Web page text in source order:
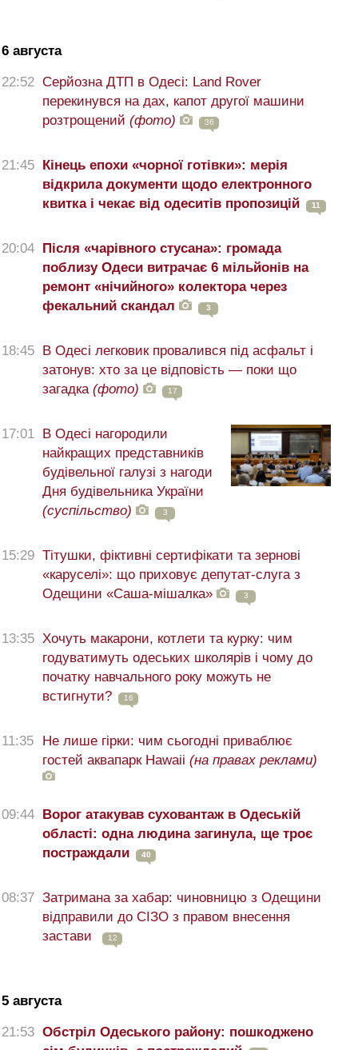
6 августа
22:52 Серйозна ДТП в Одесі: Land Rover
перекинувся на дах, капот другої машини
розтрощений (фото) 36
21:45 Кінець епохи «чорної готівки»: мерія
відкрила документи щодо електронного
квитка і чекає від одеситів пропозицій
11
20:04 Після «чарівного стусана»: громада
поблизу Одеси витрачає 6 мільйонів на
ремонт «нічийного» колектора через
фекальний скандал
3
18:45 В Одесі легковик провалився під асфальт і
затонув: хто за це відповість — поки що
загадка (фото) 17
17:01
В Одесі нагородили
найкращих представників
будівельної галузі з нагоди
Дня будівельника України
(суспільство)
3
15:29 Тітушки, фіктивні сертифікати та зернові
«каруселі»: що приховує депутат-слуга з
Одещини «Саша-мішалка»
3
13:35 Хочуть макарони, котлети та курку: чим
годуватимуть одеських школярів і чому до
початку навчального року можуть не
встигнути?
16
11:35
Не лише гірки: чим сьогодні приваблює
гостей аквапарк Hawaii (на правах реклами)
09:44 Ворог атакував суховантаж в Одеській
області: одна людина загинула, ще троє
постраждали
40
08:37 Затримана за хабар: чиновницю з Одещини
відправили до СІЗО з правом внесення
застави
12
5 августа
21:53 Обстріл Одеського району: пошкоджено